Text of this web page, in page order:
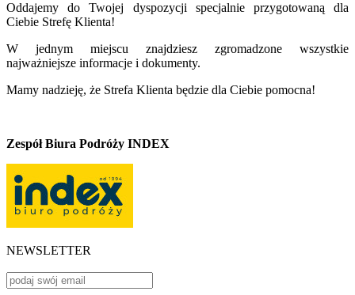
Oddajemy do Twojej dyspozycji specjalnie przygotowaną dla
Ciebie Strefę Klienta!
W jednym miejscu znajdziesz zgromadzone wszystkie
najważniejsze informacje i dokumenty.
Mamy nadzieję, że Strefa Klienta będzie dla Ciebie pomocna!
Zespół Biura Podróży INDEX
NEWSLETTER